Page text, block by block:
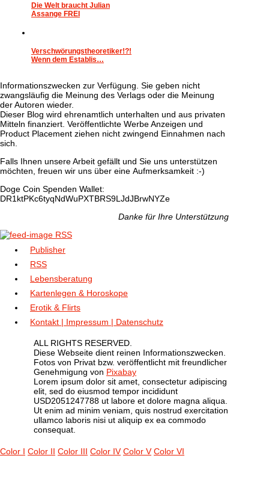
Die Welt braucht Julian
Assange FREI
Verschwörungstheoretiker!?!
Wenn dem Establis…
Informationszwecken zur Verfügung. Sie geben nicht
zwangsläufig die Meinung des Verlags oder die Meinung
der Autoren wieder.
Dieser Blog wird ehrenamtlich unterhalten und aus privaten
Mitteln finanziert. Veröffentlichte Werbe Anzeigen und
Product Placement ziehen nicht zwingend Einnahmen nach
sich.
Falls Ihnen unsere Arbeit gefällt und Sie uns unterstützen
möchten, freuen wir uns über eine Aufmerksamkeit :-)
Doge Coin Spenden Wallet:
DR1ktPKc6tyqNdWuPXTBRS9LJdJBrwNYZe
Danke für Ihre Unterstützung
RSS
Publisher
RSS
Lebensberatung
Kartenlegen & Horoskope
Erotik & Flirts
Kontakt | Impressum | Datenschutz
ALL RIGHTS RESERVED.
Diese Webseite dient reinen Informationszwecken.
Fotos von Privat bzw. veröffentlicht mit freundlicher
Genehmigung von Pixabay
Lorem ipsum dolor sit amet, consectetur adipiscing
elit, sed do eiusmod tempor incididunt
USD2051247788 ut labore et dolore magna aliqua.
Ut enim ad minim veniam, quis nostrud exercitation
ullamco laboris nisi ut aliquip ex ea commodo
consequat.
Color I Color II Color III Color IV Color V Color VI